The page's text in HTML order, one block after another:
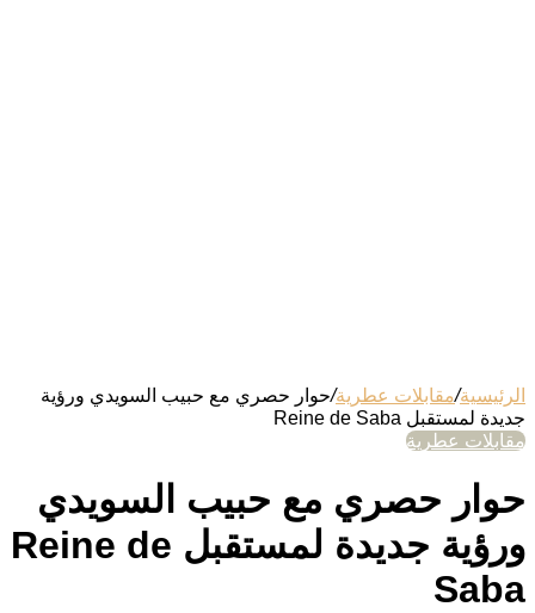
الرئيسية/مقابلات عطرية/حوار حصري مع حبيب السويدي ورؤية
جديدة لمستقبل Reine de Saba
مقابلات عطرية
حوار حصري مع حبيب السويدي
ورؤية جديدة لمستقبل Reine de
Saba